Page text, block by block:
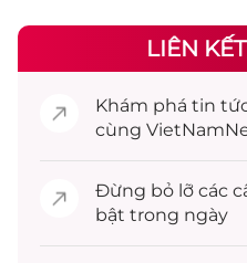
LIÊN
Khám phá tin
cùng
Đừng bỏ lỡ các
bật trong ngày